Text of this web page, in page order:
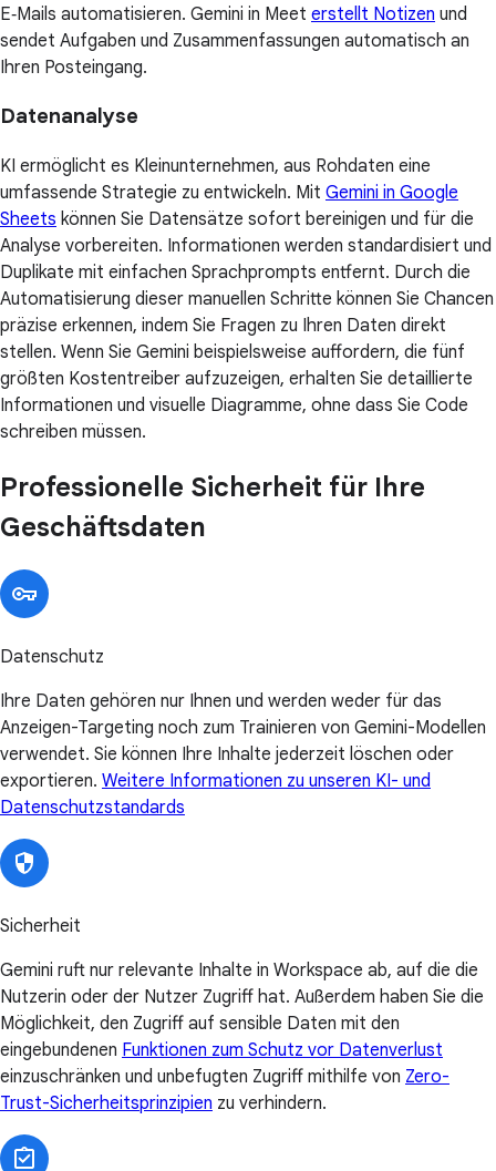
E‑Mails automatisieren. Gemini in Meet erstellt Notizen und
sendet Aufgaben und Zusammenfassungen automatisch an
Ihren Posteingang.
Datenanalyse
KI ermöglicht es Kleinunternehmen, aus Rohdaten eine
umfassende Strategie zu entwickeln. Mit Gemini in Google
Sheets können Sie Datensätze sofort bereinigen und für die
Analyse vorbereiten. Informationen werden standardisiert und
Duplikate mit einfachen Sprachprompts entfernt. Durch die
Automatisierung dieser manuellen Schritte können Sie Chancen
präzise erkennen, indem Sie Fragen zu Ihren Daten direkt
stellen. Wenn Sie Gemini beispielsweise auffordern, die fünf
größten Kostentreiber aufzuzeigen, erhalten Sie detaillierte
Informationen und visuelle Diagramme, ohne dass Sie Code
schreiben müssen.
Professionelle Sicherheit für Ihre
Geschäftsdaten
Datenschutz
Ihre Daten gehören nur Ihnen und werden weder für das
Anzeigen-Targeting noch zum Trainieren von Gemini-Modellen
verwendet. Sie können Ihre Inhalte jederzeit löschen oder
exportieren. Weitere Informationen zu unseren KI- und
Datenschutzstandards
Sicherheit
Gemini ruft nur relevante Inhalte in Workspace ab, auf die die
Nutzerin oder der Nutzer Zugriff hat. Außerdem haben Sie die
Möglichkeit, den Zugriff auf sensible Daten mit den
eingebundenen Funktionen zum Schutz vor Datenverlust
einzuschränken und unbefugten Zugriff mithilfe von Zero-
Trust-Sicherheitsprinzipien zu verhindern.